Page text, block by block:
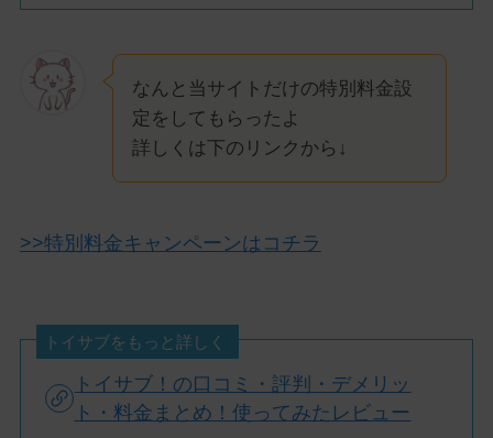
なんと当サイトだけの特別料金設
定をしてもらったよ
詳しくは下のリンクから↓
>>特別料金キャンペーンはコチラ
トイサブをもっと詳しく
トイサブ！の口コミ・評判・デメリッ
ト・料金まとめ！使ってみたレビュー